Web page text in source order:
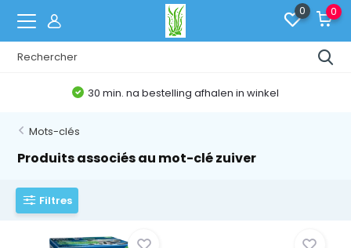
0 0
30 min. na bestelling afhalen in winkel
Mots-clés
Produits associés au mot-clé zuiver
Filtres